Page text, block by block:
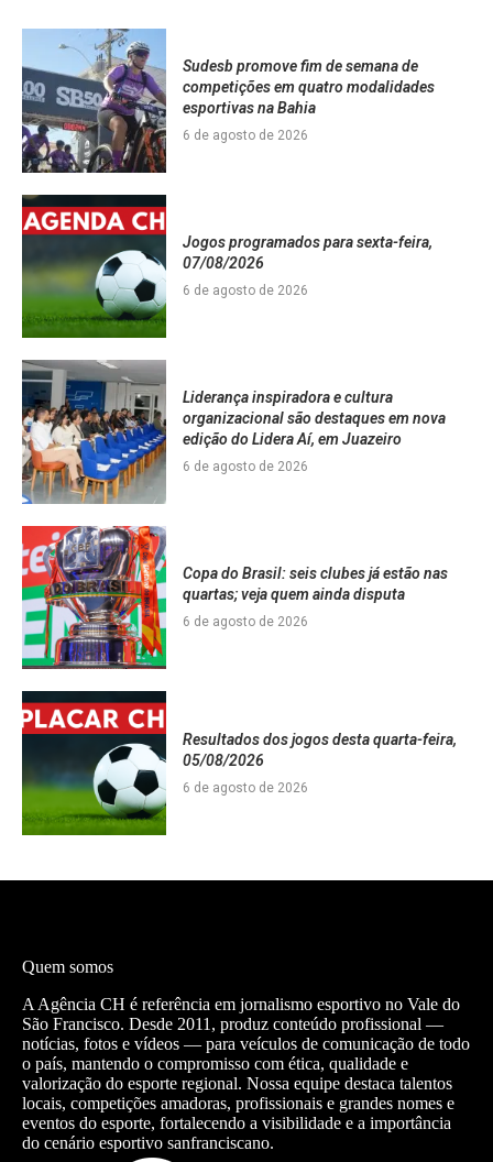
Sudesb promove fim de semana de
competições em quatro modalidades
esportivas na Bahia
6 de agosto de 2026
Jogos programados para sexta-feira,
07/08/2026
6 de agosto de 2026
Liderança inspiradora e cultura
organizacional são destaques em nova
edição do Lidera Aí, em Juazeiro
6 de agosto de 2026
Copa do Brasil: seis clubes já estão nas
quartas; veja quem ainda disputa
6 de agosto de 2026
Resultados dos jogos desta quarta-feira,
05/08/2026
6 de agosto de 2026
Quem somos
A Agência CH é referência em jornalismo esportivo no Vale do
São Francisco. Desde 2011, produz conteúdo profissional —
notícias, fotos e vídeos — para veículos de comunicação de todo
o país, mantendo o compromisso com ética, qualidade e
valorização do esporte regional. Nossa equipe destaca talentos
locais, competições amadoras, profissionais e grandes nomes e
eventos do esporte, fortalecendo a visibilidade e a importância
do cenário esportivo sanfranciscano.